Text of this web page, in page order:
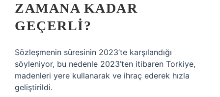
ZAMANA KADAR
GEÇERLI?
Sözleşmenin süresinin 2023’te karşılandığı
söyleniyor, bu nedenle 2023’ten itibaren Torkiye,
madenleri yere kullanarak ve ihraç ederek hızla
geliştirildi.